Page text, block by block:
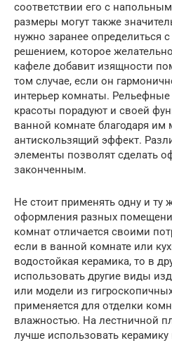
соответствии его с
размеры могут также
нужно заранее определиться
решением, которое
кафеле добавит изящности
том случае, если он
интерьер комнаты.
красоты порадуют и своей
ванной комнате благодаря им
антискользящий эффект.
элементы позволят сделать
законченным.
Не стоит применять одну и ту
оформления разных
комнат отличается своими
если в ванной комнате или
водостойкая керамика, то в
использовать другие виды
или модели из
применяется для отделки
влажностью. На лестничной
лучше использовать